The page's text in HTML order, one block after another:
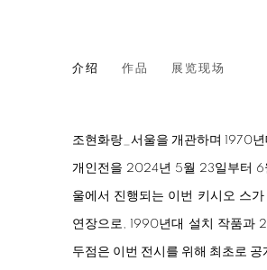
KISHIO SUGA
介绍 作品 展览现场
조현화랑_서울을 개관하며 1970
개인전을 2024년 5월 23일부터
울에서 진행되는 이번 키시오 스
연장으로, 1990년대 설치 작품과
두점은 이번 전시를 위해 최초로 공